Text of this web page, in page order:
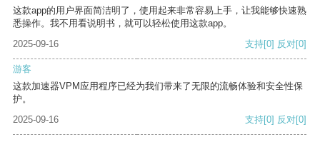
这款app的用户界面简洁明了，使用起来非常容易上手，让我能够快速熟
悉操作。我不用看说明书，就可以轻松使用这款app。
2025-09-16
支持[0] 反对[0]
游客
这款加速器VPM应用程序已经为我们带来了无限的流畅体验和安全性保
护。
2025-09-16
支持[0] 反对[0]